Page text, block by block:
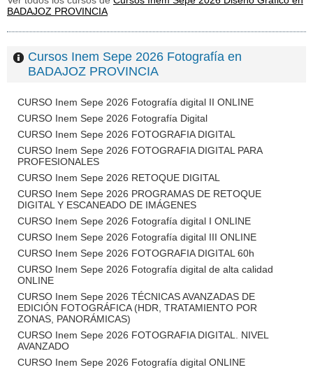
BADAJOZ PROVINCIA
Cursos Inem Sepe 2026 Fotografía en
BADAJOZ PROVINCIA
CURSO Inem Sepe 2026 Fotografía digital II ONLINE
CURSO Inem Sepe 2026 Fotografía Digital
CURSO Inem Sepe 2026 FOTOGRAFIA DIGITAL
CURSO Inem Sepe 2026 FOTOGRAFIA DIGITAL PARA
PROFESIONALES
CURSO Inem Sepe 2026 RETOQUE DIGITAL
CURSO Inem Sepe 2026 PROGRAMAS DE RETOQUE
DIGITAL Y ESCANEADO DE IMÁGENES
CURSO Inem Sepe 2026 Fotografía digital I ONLINE
CURSO Inem Sepe 2026 Fotografía digital III ONLINE
CURSO Inem Sepe 2026 FOTOGRAFIA DIGITAL 60h
CURSO Inem Sepe 2026 Fotografía digital de alta calidad
ONLINE
CURSO Inem Sepe 2026 TÉCNICAS AVANZADAS DE
EDICIÓN FOTOGRÁFICA (HDR, TRATAMIENTO POR
ZONAS, PANORÁMICAS)
CURSO Inem Sepe 2026 FOTOGRAFIA DIGITAL. NIVEL
AVANZADO
CURSO Inem Sepe 2026 Fotografía digital ONLINE